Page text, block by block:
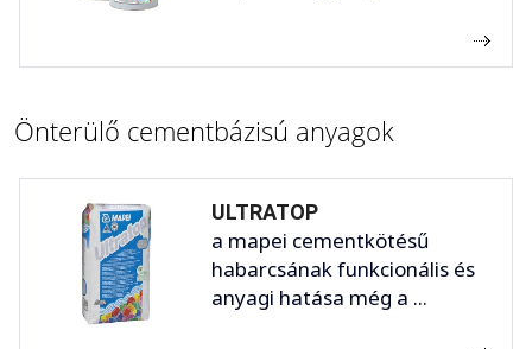
Önterülő cementbázisú anyagok
ULTRATOP
a mapei cementkötésű
habarcsának funkcionális és
anyagi hatása még a ...